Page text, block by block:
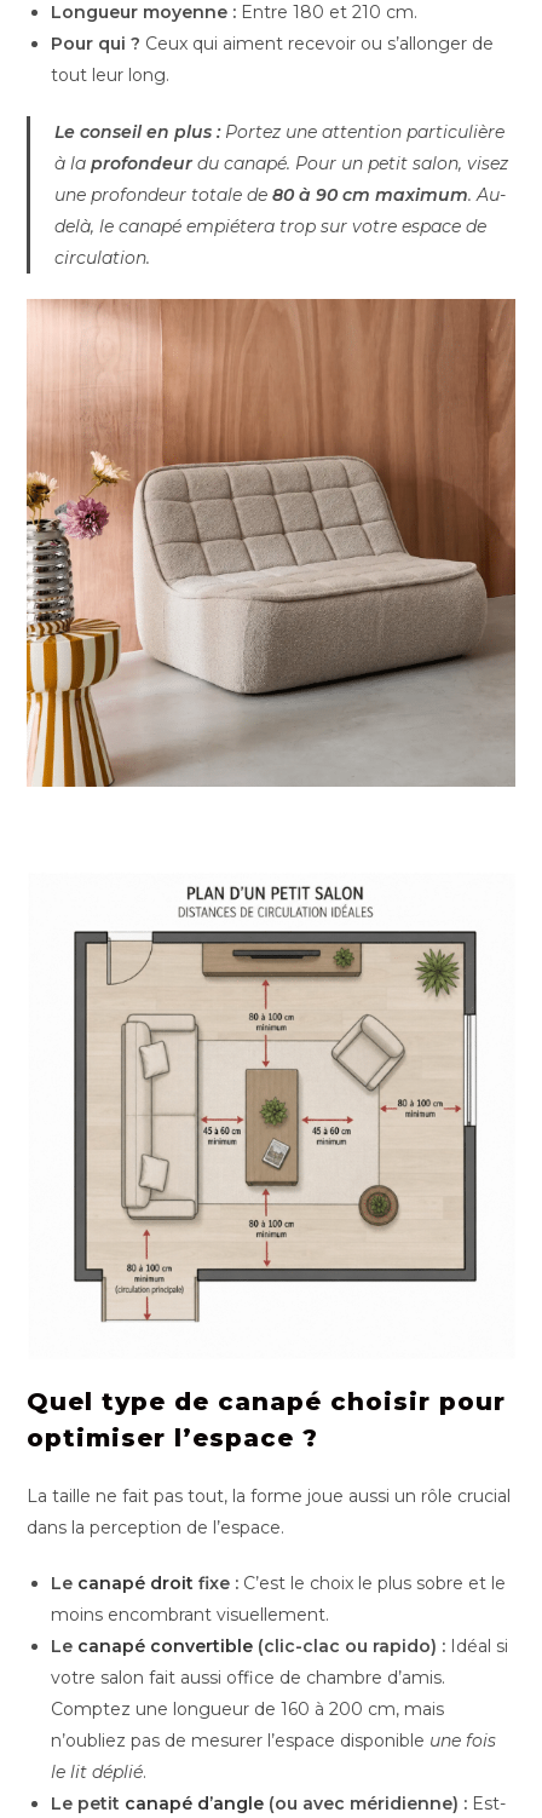
Longueur moyenne : Entre 180 et 210 cm.
Pour qui ? Ceux qui aiment recevoir ou s’allonger de
tout leur long.
Le conseil en plus :Portez une attention particulière
à laprofondeurdu canapé. Pour un petit salon, visez
une profondeur totale de80 à 90 cm maximum. Au-
delà, le canapé empiétera trop sur votre espace de
circulation.
Quel type de canapé choisir pour
optimiser l’espace ?
La taille ne fait pas tout, la forme joue aussi un rôle crucial
dans la perception de l’espace.
Le canapé droit fixe : C’est le choix le plus sobre et le
moins encombrant visuellement.
Le canapé convertible (clic-clac ou rapido) : Idéal si
votre salon fait aussi office de chambre d’amis.
Comptez une longueur de 160 à 200 cm, mais
n’oubliez pas de mesurer l’espace disponible une fois
le lit déplié.
Le petit canapé d’angle (ou avec méridienne) : Est-